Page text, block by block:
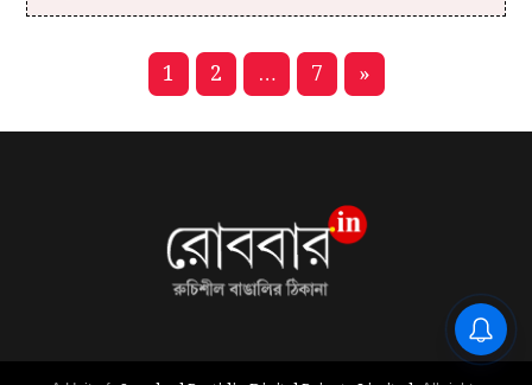
1 2 … 7 »